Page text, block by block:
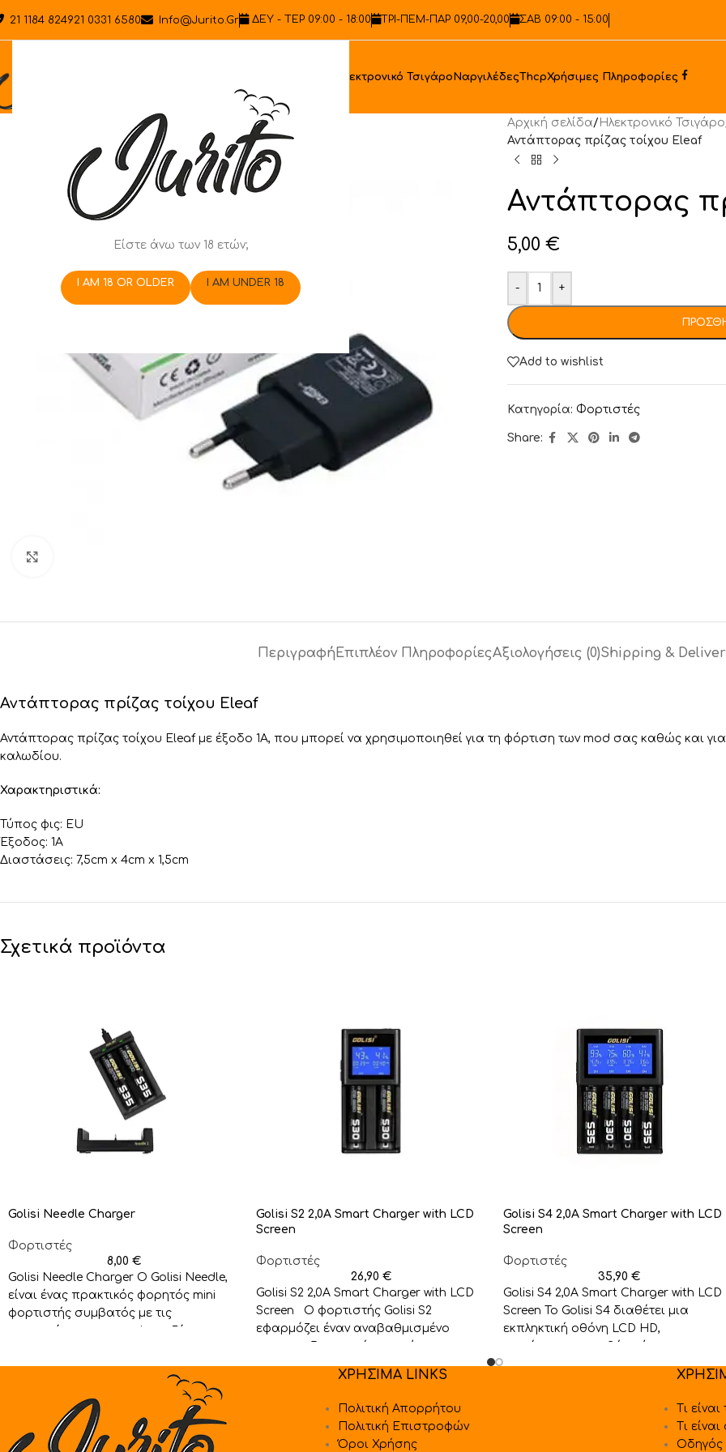
Είστε άνω των 18 ετών;
I AM 18 OR OLDER I AM UNDER 18
21 1184 824921 0331 6580 Info@jurito.gr ΔΕΥ - ΤΕΡ 09:00 - 18:00 ΤΡΙ-ΠΕΜ-ΠΑΡ 09,00-20,00 ΣΑΒ 09:00 - 15:00
Ηλεκτρονικό Τσιγάρο ΝαργιλέδεςThcpΧρήσιμες Πληροφορίες
Αρχική σελίδα/ Ηλεκτρονικό Τσιγάρο
Αντάπτορας πρίζας τοίχου Eleaf
Αντάπτορας
5,00 €
- +
Add to wishlist
Κατηγορία: Φορτιστές
Share:
Περιγραφή Επιπλέον ΠληροφορίεςΑξιολογήσεις (0)Shipping &
Αντάπτορας πρίζας τοίχου Eleaf
Αντάπτορας πρίζας τοίχου Eleaf με έξοδο 1Α, που μπορεί να χρησιμοποιηθεί για τη φόρτιση των mod σας καθώς και
καλωδίου.
Χαρακτηριστικά:
Τύπος φις: EU
Έξοδος: 1Α
Διαστάσεις: 7,5cm x 4cm x 1,5cm
Σχετικά προϊόντα
Golisi Needle Charger
Φορτιστές
8,00 €
Golisi Needle Charger Ο Golisi Needle,
είναι ένας πρακτικός φορητός mini
φορτιστής συμβατός με τις
Golisi S2 2,0A Smart Charger with LCD
Screen
Φορτιστές
26,90€
Golisi S2 2,0A Smart Charger with LCD
Screen Ο φορτιστής Golisi S2
εφαρμόζει έναν αναβαθμισμένο
εμφανίζει
Golisi S4 2,0A Smart Charger with LCD
Screen
Φορτιστές
35,90 €
Golisi S4 2,0A Smart Charger with LCD
Screen Το Golisi S4 διαθέτει μια
εκπληκτική οθόνη LCD HD,
ΧΡΗΣΙΜΑ LINKS
Πολιτική Απορρήτου
Πολιτική Επιστροφών
Όροι Χρήσης
Τι
Τι
Οδηγός